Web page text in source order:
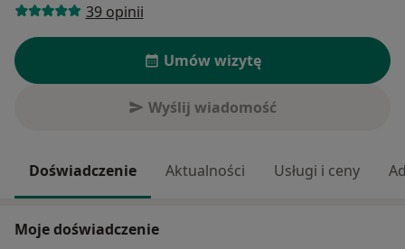
39 opinii
Umów wizytę
Wyślij wiadomość
Doświadczenie Aktualności Usługi i ceny
Moje doświadczenie